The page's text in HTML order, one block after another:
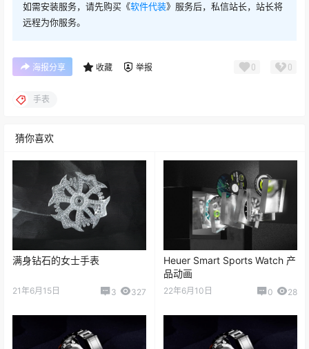
如需安装服务，请先购买《软件代装》服务后，私信站长，站长将
远程为你服务。
海报分享 收藏 举报 0 0
手表
猜你喜欢
满身钻石的女士手表
21年6月15日 3 327
Heuer Smart Sports Watch 产
品动画
22年6月10日 0 28